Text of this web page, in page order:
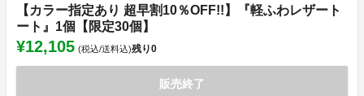
【カラー指定あり 超早割10％OFF!!】『軽ふわレザート
ート』1個【限定30個】
¥12,105 (税込/送料込)残り0
販売終了